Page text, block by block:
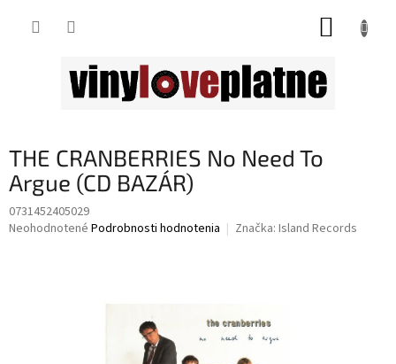
THE CRANBERRIES No Need To
Argue (CD BAZÁR)
0731452405029
Priemerné
Neohodnotené Podrobnosti hodnotenia Značka: Island Records